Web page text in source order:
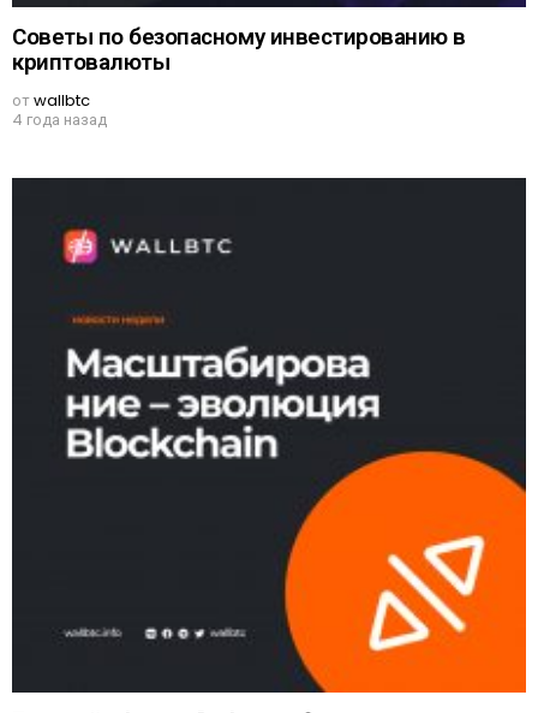
Советы по безопасному инвестированию в
криптовалюты
отwallbtc
4 года назад